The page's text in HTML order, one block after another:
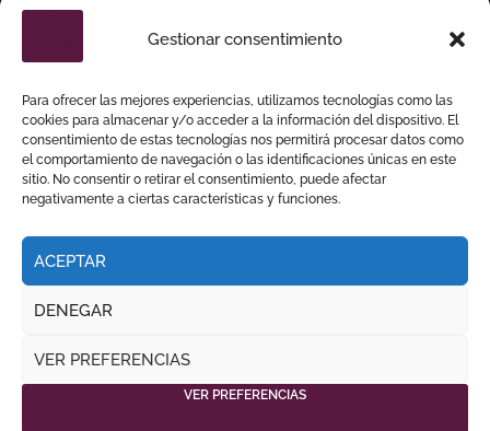
Gestionar consentimiento
Para ofrecer las mejores experiencias, utilizamos tecnologías como las
cookies para almacenar y/o acceder a la información del dispositivo. El
consentimiento de estas tecnologías nos permitirá procesar datos como
el comportamiento de navegación o las identificaciones únicas en este
sitio. No consentir o retirar el consentimiento, puede afectar
negativamente a ciertas características y funciones.
ACEPTAR
DENEGAR
VER PREFERENCIAS
VER PREFERENCIAS
Copyright © Todos los derechos reservados